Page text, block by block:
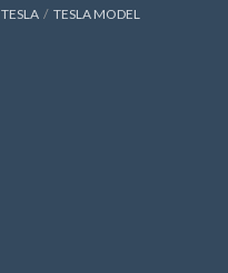
TESLA
TESLA MODEL